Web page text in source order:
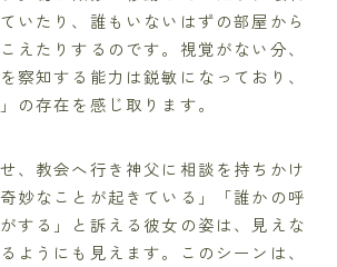
いたり、誰もいないはずの部屋から
えたりするのです。視覚がない分、
察知する能力は鋭敏になっており、
の存在を感じ取ります。
、教会へ行き神父に相談を持ちかけ
妙なことが起きている」「誰かの呼
する」と訴える彼女の姿は、見えな
ようにも見えます。このシーンは、